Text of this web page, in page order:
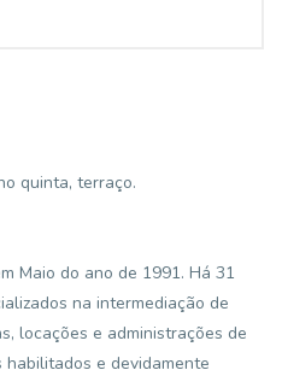
quinta, terraço.
Maio do ano de 1991. Há 31
na intermediação de
locações e administrações de
habilitados e devidamente